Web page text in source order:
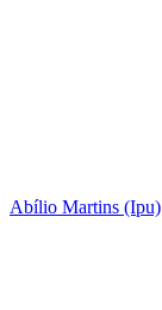
Abílio Martins (Ipu)